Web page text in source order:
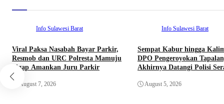
Info Sulawesi Barat
Viral Paksa Nasabah Bayar Parkir,
Resmob dan URC Polresta Mamuju
Sigap Amankan Juru Parkir
August 7, 2026
Info Sulawesi Barat
Sempat Kabur hingga
DPO Pengeroyokan
Akhirnya Datangi Polisi
August 5, 2026